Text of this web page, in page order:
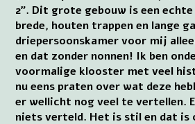
2”. Dit grote gebouw is een
brede, houten trappen en lange
driepersoonskamer voor mij
en dat zonder nonnen! Ik ben
voormalige klooster met veel
nu eens praten over wat deze
er wellicht nog veel te vertellen.
niets verteld. Het is stil en dat is